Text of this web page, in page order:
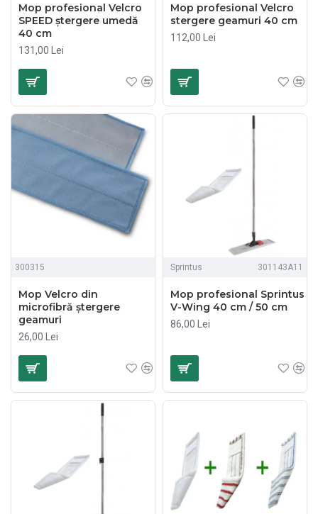
Mop profesional Velcro
SPEED ștergere umedă
40 cm
131,00 Lei
Mop profesional Velcro
stergere geamuri 40 cm
112,00 Lei
300315
Mop Velcro din
microfibră ștergere
geamuri
26,00 Lei
Sprintus 301143A11
Mop profesional Sprintus
V-Wing 40 cm / 50 cm
86,00 Lei